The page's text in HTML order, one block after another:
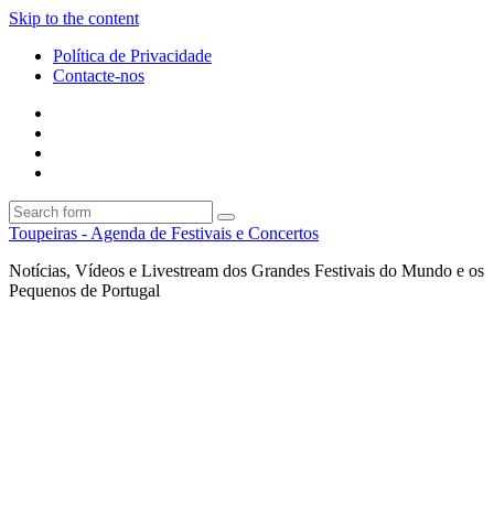
Skip to the content
Política de Privacidade
Contacte-nos
Search
Toupeiras - Agenda de Festivais e Concertos
Notícias, Vídeos e Livestream dos Grandes Festivais do Mundo e os
Pequenos de Portugal